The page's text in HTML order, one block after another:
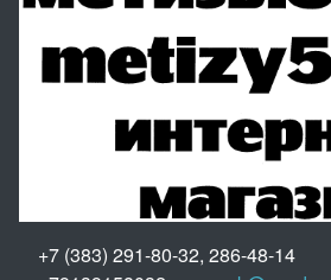
+7 (383) 291-80-32, 286-48-14